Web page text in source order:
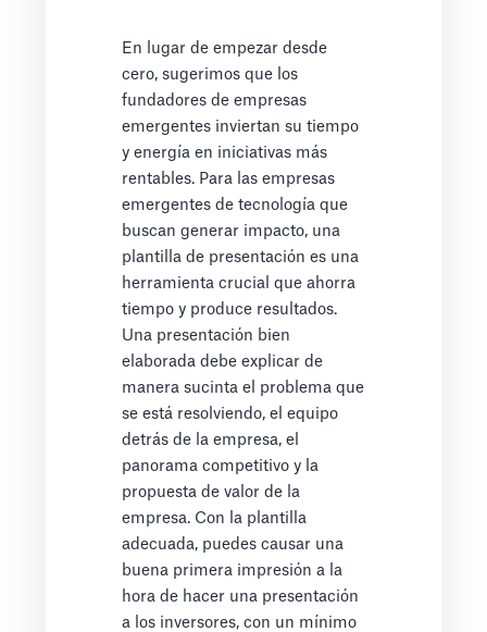
En lugar de empezar desde
cero, sugerimos que los
fundadores de empresas
emergentes inviertan su tiempo
y energía en iniciativas más
rentables. Para las empresas
emergentes de tecnología que
buscan generar impacto, una
plantilla de presentación es una
herramienta crucial que ahorra
tiempo y produce resultados.
Una presentación bien
elaborada debe explicar de
manera sucinta el problema que
se está resolviendo, el equipo
detrás de la empresa, el
panorama competitivo y la
propuesta de valor de la
empresa. Con la plantilla
adecuada, puedes causar una
buena primera impresión a la
hora de hacer una presentación
a los inversores, con un mínimo